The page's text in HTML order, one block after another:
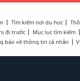
Tìm kiếm nơi du học
đi trước
Mục lục tìm kiếm
báo về thông tin cá nhân